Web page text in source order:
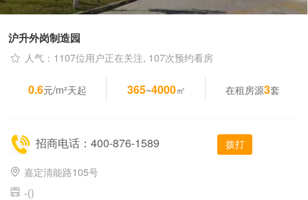
沪升外岗制造园
人气：1107位用户正在关注, 107次预约看房
0.6元/m²天起 365~4000㎡ 在租房源3套
招商电话：400-876-1589 拨打
嘉定清能路105号
-()